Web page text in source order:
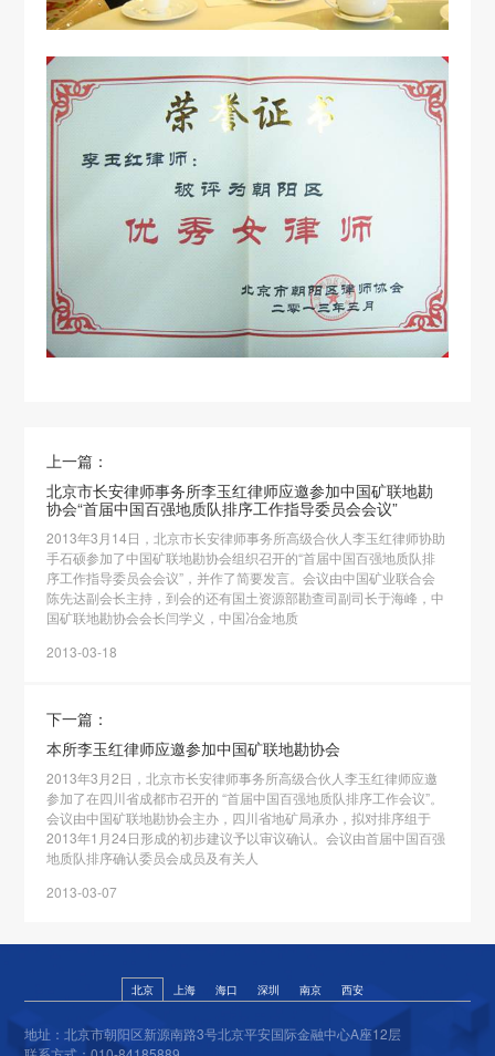
上一篇：
北京市长安律师事务所李玉红律师应邀参加中国矿联地勘
协会“首届中国百强地质队排序工作指导委员会会议”
2013年3月14日，北京市长安律师事务所高级合伙人李玉红律师协助
手石硕参加了中国矿联地勘协会组织召开的“首届中国百强地质队排
序工作指导委员会会议”，并作了简要发言。会议由中国矿业联合会
陈先达副会长主持，到会的还有国土资源部勘查司副司长于海峰，中
国矿联地勘协会会长闫学义，中国冶金地质
2013-03-18
下一篇：
本所李玉红律师应邀参加中国矿联地勘协会
2013年3月2日，北京市长安律师事务所高级合伙人李玉红律师应邀
参加了在四川省成都市召开的 “首届中国百强地质队排序工作会议”。
会议由中国矿联地勘协会主办，四川省地矿局承办，拟对排序组于
2013年1月24日形成的初步建议予以审议确认。会议由首届中国百强
地质队排序确认委员会成员及有关人
2013-03-07
北京 上海 海口 深圳 南京 西安
地址：北京市朝阳区新源南路3号北京平安国际金融中心A座12层